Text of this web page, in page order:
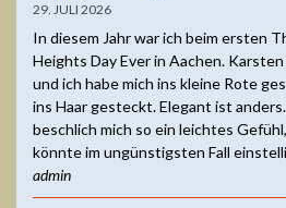
29. JULI 2026
In diesem Jahr war ich beim ersten
Heights Day Ever in Aachen.
und ich habe mich ins kleine Rote
ins Haar gesteckt. Elegant ist
beschlich mich so ein leichtes
könnte im ungünstigsten Fall
admin